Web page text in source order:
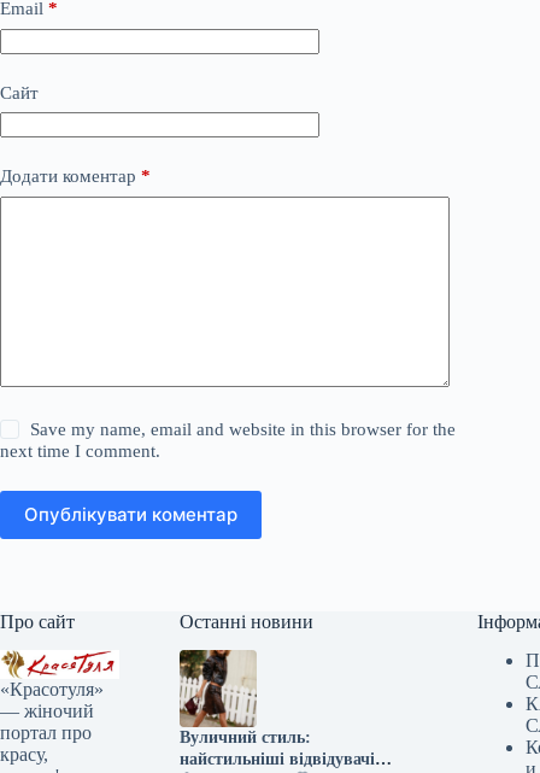
Email *
Сайт
Додати коментар *
Save my name, email and website in this browser for the
next time I comment.
Опублікувати коментар
Про сайт
«Красотуля»
— жіночий
портал про
красу,
Останні новини
Вуличний стиль:
найстильніші відвідувачі